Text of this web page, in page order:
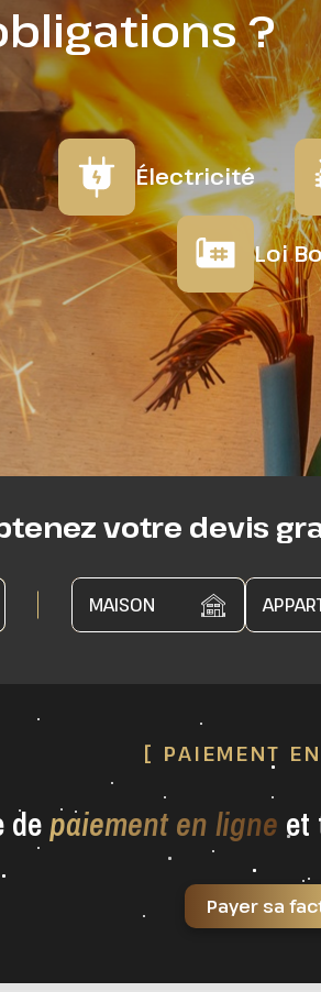
?
Électricité
Loi
votre devis
MAISON
[ PAIEMENT
depaiement en ligne et
Payer sa